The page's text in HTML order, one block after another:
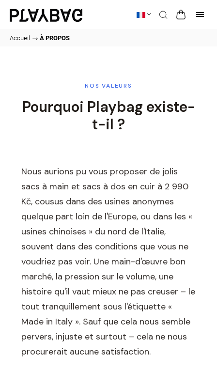
Accueil / À PROPOS
NOS VALEURS
Pourquoi Playbag existe-
t-il ?
Nous aurions pu vous proposer de jolis
sacs à main et sacs à dos en cuir à 2 990
Kč, cousus dans des usines anonymes
quelque part loin de l'Europe, ou dans les «
usines chinoises » du nord de l'Italie,
souvent dans des conditions que vous ne
voudriez pas voir. Une main-d'œuvre bon
marché, la pression sur le volume, une
histoire qu'il vaut mieux ne pas creuser – le
tout tranquillement sous l'étiquette «
Made in Italy ». Sauf que cela nous semble
pervers, injuste et surtout – cela ne nous
procurerait aucune satisfaction.